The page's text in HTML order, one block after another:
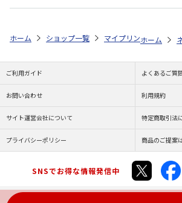
ホーム ショップ一覧 マイプリント カ
ホーム
ご利用ガイド よくあるご質
お問い合わせ 利用規約
サイト運営会社について 特定商取引法
プライバシーポリシー 商品のご提案
SNSでお得な情報発信中